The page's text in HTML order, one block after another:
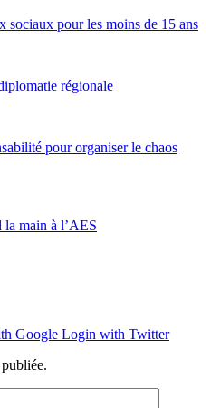
sociaux pour les moins de 15 ans
régionale
pour organiser le chaos
main à l’AES
Google Login with Twitter